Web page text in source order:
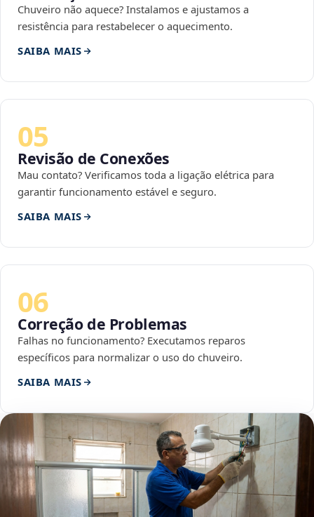
Chuveiro não aquece? Instalamos e ajustamos a
resistência para restabelecer o aquecimento.
SAIBA MAIS
05
Revisão de Conexões
Mau contato? Verificamos toda a ligação elétrica para
garantir funcionamento estável e seguro.
SAIBA MAIS
06
Correção de Problemas
Falhas no funcionamento? Executamos reparos
específicos para normalizar o uso do chuveiro.
SAIBA MAIS